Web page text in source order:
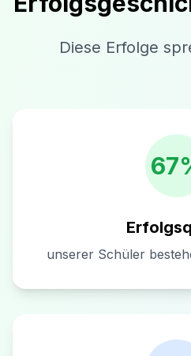
Diese Erfolge
unserer Schüler